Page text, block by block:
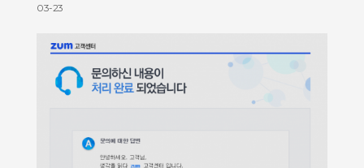
03-23